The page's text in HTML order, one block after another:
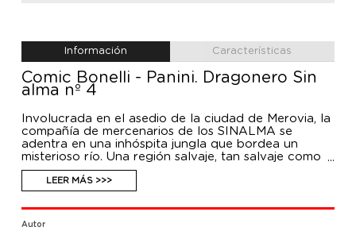
Información Características
Comic Bonelli - Panini. Dragonero Sin
alma nº 4
Involucrada en el asedio de la ciudad de Merovia, la
compañía de mercenarios de los SINALMA se
adentra en una inhóspita jungla que bordea un
misterioso río. Una región salvaje, tan salvaje como
sus habitantes...
LEER MÁS >>>
Autor